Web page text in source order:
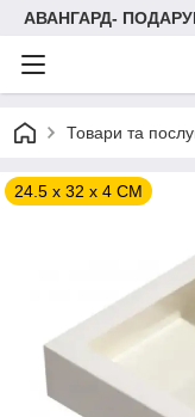
АВАНГАРД-
Товари та
24.5 х 32 х 4 СМ